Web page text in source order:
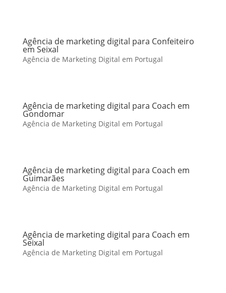
Agência de marketing digital para Confeiteiro
em Seixal
Agência de Marketing Digital em Portugal
Agência de marketing digital para Coach em
Gondomar
Agência de Marketing Digital em Portugal
Agência de marketing digital para Coach em
Guimarães
Agência de Marketing Digital em Portugal
Agência de marketing digital para Coach em
Seixal
Agência de Marketing Digital em Portugal